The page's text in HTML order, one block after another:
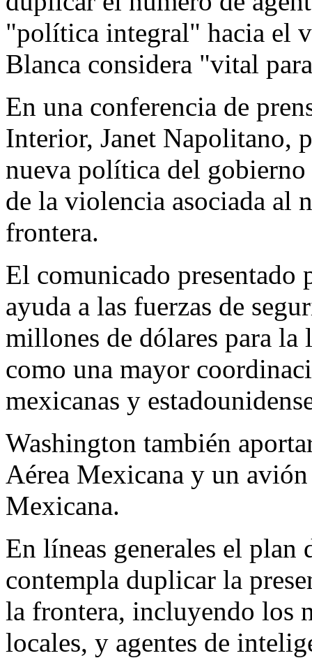
"política integral" hacia el
Blanca considera "vital
En una conferencia de
Interior, Janet Napolitano,
nueva política del
de la violencia asociada al
frontera.
El comunicado presentado
ayuda a las fuerzas de
millones de dólares para
como una mayor
mexicanas y
Washington también
Aérea Mexicana y un
Mexicana.
En líneas generales el plan
contempla duplicar la
la frontera, incluyendo los
locales, y agentes de